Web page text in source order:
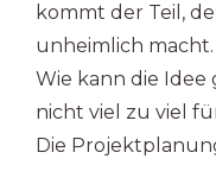
kommt der Teil,
unheimlich
Wie kann die Idee
nicht viel zu viel
Die